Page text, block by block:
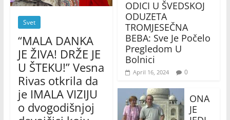
Svet
“MALA DANKA
JE ŽIVA! DRŽE JE
U ŠTEKU!” Vesna
Rivas otkrila da
je IMALA VIZIJU
o dvogodišnjoj
ODICI U ŠVEDSKOJ
ODUZETA
TROMJESEČNA
BEBA: Sve Je Počelo
Pregledom U
Bolnici
April 16, 2024 0
ONA
JE